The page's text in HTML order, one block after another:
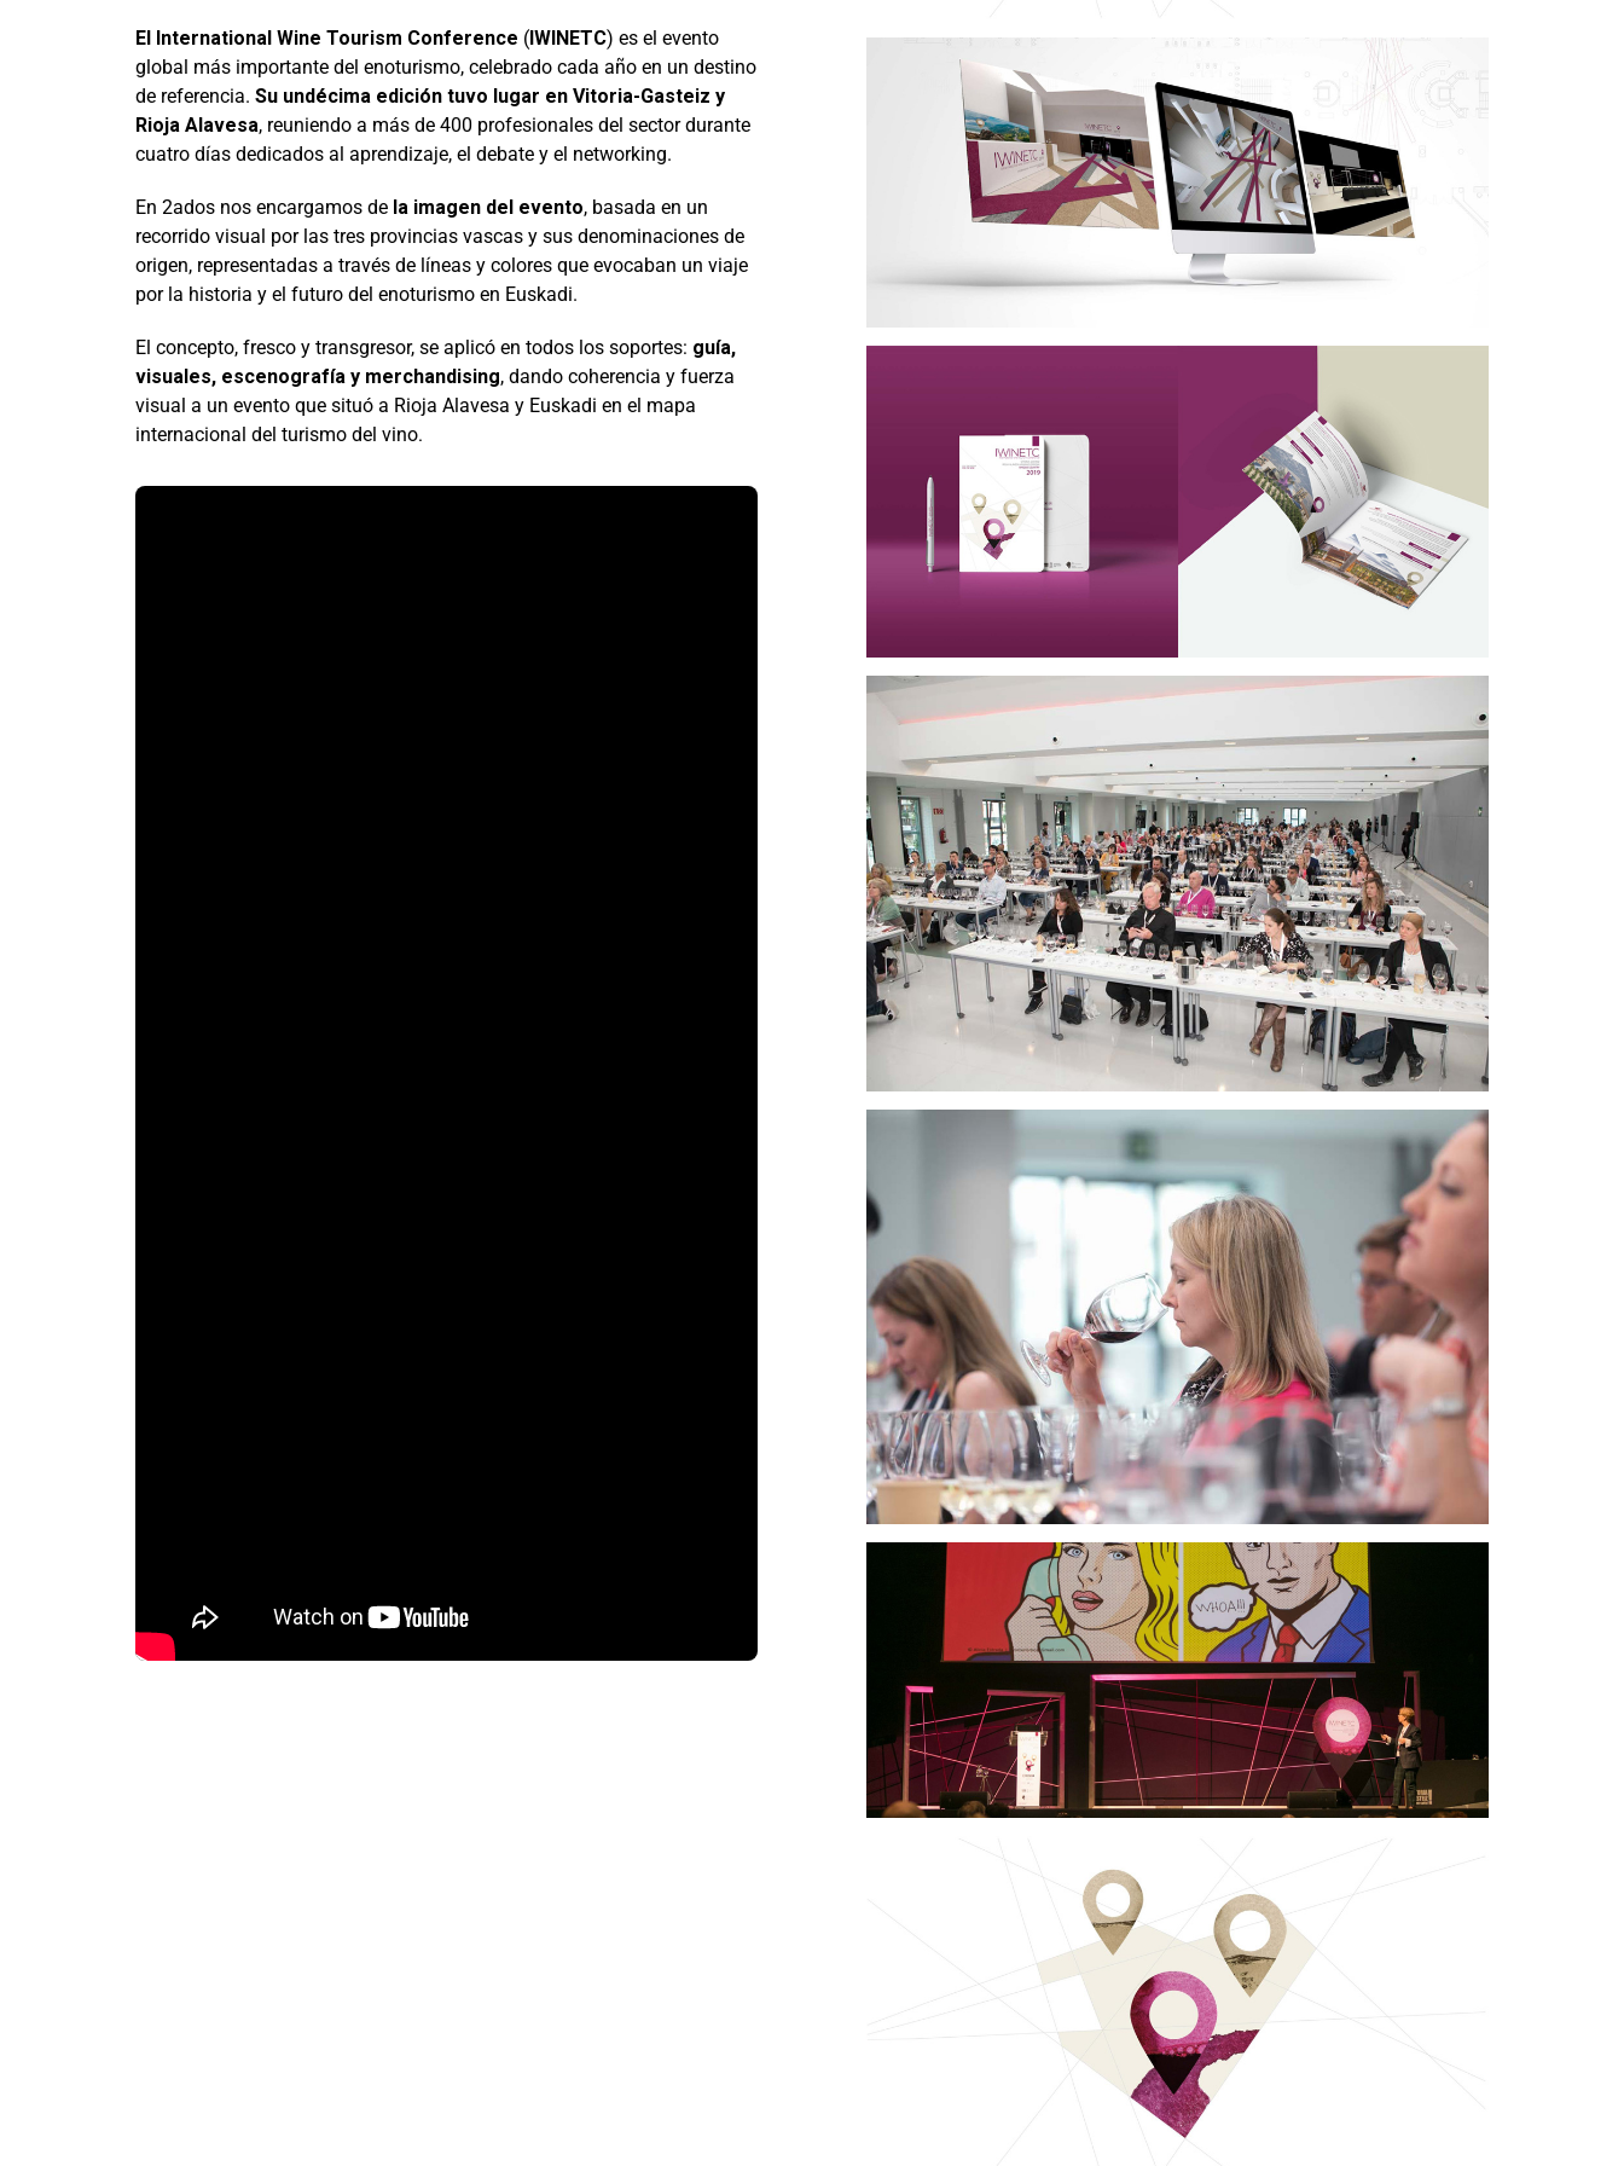
El International Wine Tourism Conference (IWINETC) es el evento
global más importante del enoturismo, celebrado cada año en un destino
de referencia. Su undécima edición tuvo lugar en Vitoria-Gasteiz y
Rioja Alavesa, reuniendo a más de 400 profesionales del sector durante
cuatro días dedicados al aprendizaje, el debate y el networking.
En 2ados nos encargamos de la imagen del evento, basada en un
recorrido visual por las tres provincias vascas y sus denominaciones de
origen, representadas a través de líneas y colores que evocaban un viaje
por la historia y el futuro del enoturismo en Euskadi.
El concepto, fresco y transgresor, se aplicó en todos los soportes: guía,
visuales, escenografía y merchandising, dando coherencia y fuerza
visual a un evento que situó a Rioja Alavesa y Euskadi en el mapa
internacional del turismo del vino.